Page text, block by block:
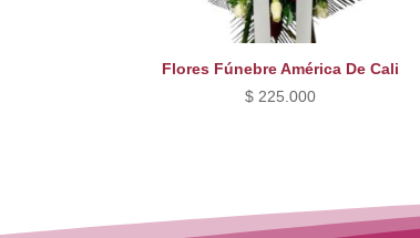
Flores Fúnebre América De Cali
$225.000